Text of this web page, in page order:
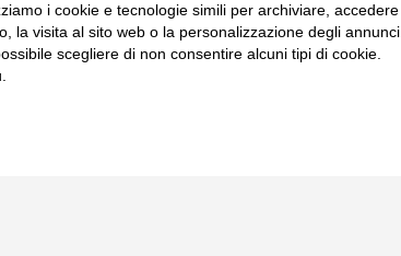
i cookie e tecnologie simili per archiviare, accedere
la visita al sito web o la personalizzazione degli annunci.
scegliere di non consentire alcuni tipi di cookie.